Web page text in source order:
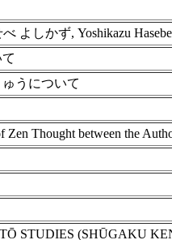
よしかず, Yoshikazu
うについて
Zen Thought between the
STUDIES (SHŪGAKU